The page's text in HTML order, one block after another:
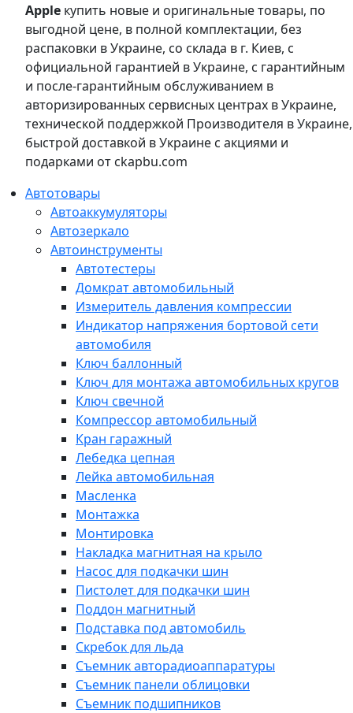
Apple купить новые и оригинальные товары, по
выгодной цене, в полной комплектации, без
распаковки в Украине, со склада в г. Киев, с
официальной гарантией в Украине, с гарантийным
и после-гарантийным обслуживанием в
авторизированных сервисных центрах в Украине,
технической поддержкой Производителя в Украине,
быстрой доставкой в Украине с акциями и
подарками от ckapbu.com
Автотовары
Автоаккумуляторы
Автозеркало
Автоинструменты
Автотестеры
Домкрат автомобильный
Измеритель давления компрессии
Индикатор напряжения бортовой сети
автомобиля
Ключ баллонный
Ключ для монтажа автомобильных кругов
Ключ свечной
Компрессор автомобильный
Кран гаражный
Лебедка цепная
Лейка автомобильная
Масленка
Монтажка
Монтировка
Накладка магнитная на крыло
Насос для подкачки шин
Пистолет для подкачки шин
Поддон магнитный
Подставка под автомобиль
Скребок для льда
Съемник авторадиоаппаратуры
Съемник панели облицовки
Съемник подшипников